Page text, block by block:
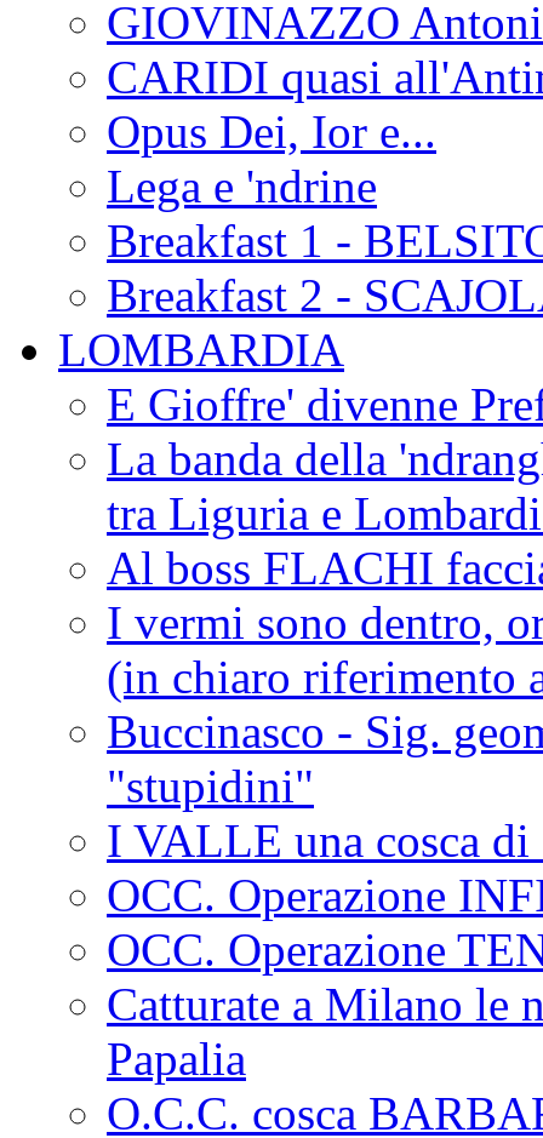
GIOVINAZZO
CARIDI quasi
Opus Dei, Ior e...
Lega e 'ndrine
Breakfast 1 -
Breakfast 2 -
LOMBARDIA
E Gioffre' divenne
La banda della
tra Liguria e
Al boss FLACHI
I vermi sono dentro,
(in chiaro riferimento
Buccinasco - Sig.
"stupidini"
I VALLE una cosca
OCC. Operazione
OCC. Operazione
Catturate a Milano le
Papalia
O.C.C. cosca